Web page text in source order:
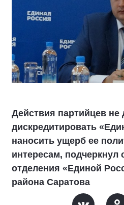
Действия партийцев
дискредитировать
наносить ущерб ее
интересам, подчеркнул
отделения «Единой
района Саратова